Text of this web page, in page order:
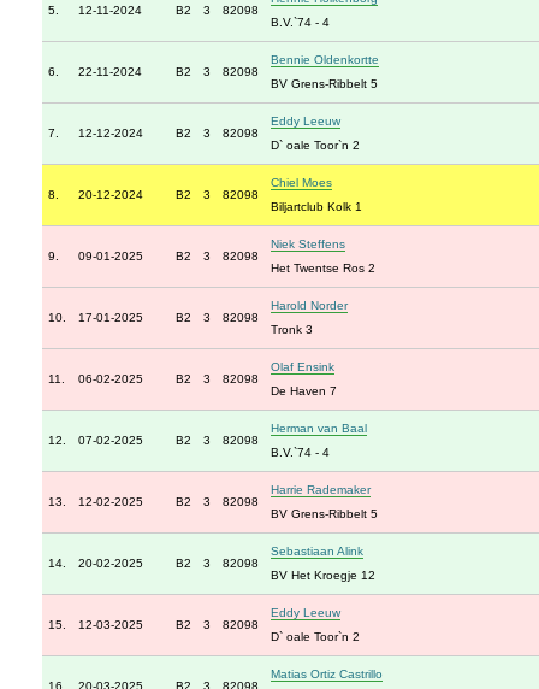
5. 12-11-2024 B2 3 82098
B.V.`74 - 4
6. 22-11-2024 B2 3 82098
Bennie Oldenkortte
BV Grens-Ribbelt 5
7. 12-12-2024 B2 3 82098
Eddy Leeuw
D` oale Toor`n 2
8. 20-12-2024 B2 3 82098
Chiel Moes
Biljartclub Kolk 1
9. 09-01-2025 B2 3 82098
Niek Steffens
Het Twentse Ros 2
10. 17-01-2025 B2 3 82098
Harold Norder
Tronk 3
11. 06-02-2025 B2 3 82098
Olaf Ensink
De Haven 7
12. 07-02-2025 B2 3 82098
Herman van Baal
B.V.`74 - 4
13. 12-02-2025 B2 3 82098
Harrie Rademaker
BV Grens-Ribbelt 5
14. 20-02-2025 B2 3 82098
Sebastiaan Alink
BV Het Kroegje 12
15. 12-03-2025 B2 3 82098
Eddy Leeuw
D` oale Toor`n 2
16. 20-03-2025 B2 3 82098
Matias Ortiz Castrillo